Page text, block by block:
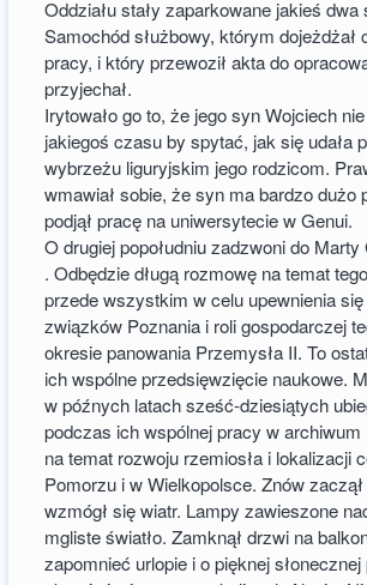
Oddziału stały zaparkowane jakieś dwa
Samochód służbowy, którym dojeżdżał
pracy, i który przewoził akta do
przyjechał.
Irytowało go to, że jego syn Wojciech
jakiegoś czasu by spytać, jak się udała
wybrzeżu liguryjskim jego rodzicom.
wmawiał sobie, że syn ma bardzo dużo
podjął pracę na uniwersytecie w Genui.
O drugiej popołudniu zadzwoni do
. Odbędzie długą rozmowę na temat
przede wszystkim w celu upewnienia
związków Poznania i roli gospodarczej
okresie panowania Przemysła II. To
ich wspólne przedsięwzięcie naukowe.
w późnych latach sześć-dziesiątych
podczas ich wspólnej pracy w
na temat rozwoju rzemiosła i lokalizacji
Pomorzu i w Wielkopolsce. Znów
wzmógł się wiatr. Lampy zawieszone
mgliste światło. Zamknął drzwi na
zapomnieć urlopie i o pięknej